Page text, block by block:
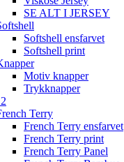
SE ALT I JERSEY
Softshell ensfarvet
Softshell print
Motiv knapper
Trykknapper
Terry
French Terry ensfarvet
French Terry print
French Terry Panel